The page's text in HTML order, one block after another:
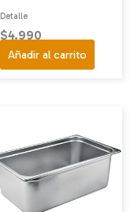
Detalle
$4.990
Añadir al carrito